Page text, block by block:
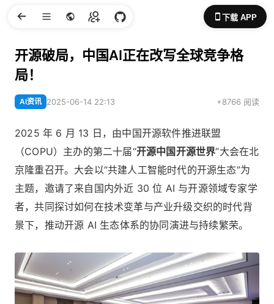
下载 APP
开源破局，中国AI正在改写全球竞争格
局！
AI资讯 2025-06-14 22:13 +8766 阅读
2025 年 6 月 13 日，由中国开源软件推进联盟
（COPU）主办的第二十届“开源中国开源世界”大会在北
京隆重召开。大会以“共建人工智能时代的开源生态”为
主题，邀请了来自国内外近 30 位 AI 与开源领域专家学
者，共同探讨如何在技术变革与产业升级交织的时代背
景下，推动开源 AI 生态体系的协同演进与持续繁荣。